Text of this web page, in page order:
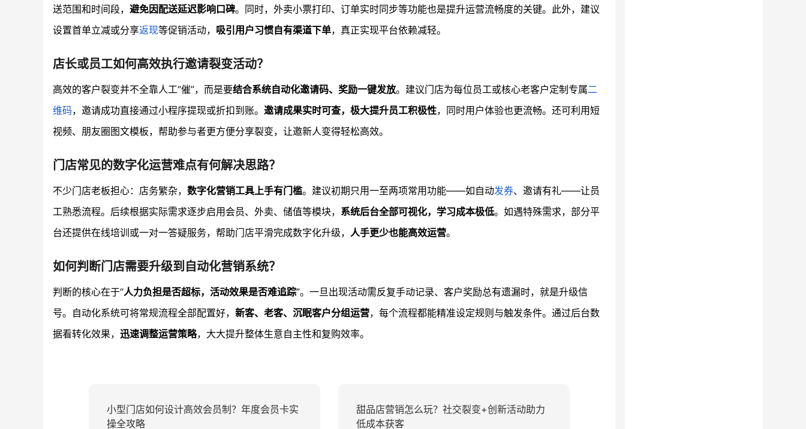
送范围和时间段， 避免因配送延迟影响口碑。同时，外卖小票打印、订单实时同步等功能也是提升运营流畅度的关键。此外，建议
设置首单立减或分享返现等促销活动， 吸引用户习惯自有渠道下单，真正实现平台依赖减轻。
店长或员工如何高效执行邀请裂变活动？
高效的客户裂变并不全靠人工“催”，而是要结合系统自动化邀请码、奖励一键发放。建议门店为每位员工或核心老客户定制专属二
维码，邀请成功直接通过小程序提现或折扣到账。 邀请成果实时可查，极大提升员工积极性，同时用户体验也更流畅。还可利用短
视频、朋友圈图文模板，帮助参与者更方便分享裂变，让邀新人变得轻松高效。
门店常见的数字化运营难点有何解决思路？
不少门店老板担心：店务繁杂， 数字化营销工具上手有门槛。建议初期只用一至两项常用功能——如自动发券、邀请有礼——让员
工熟悉流程。后续根据实际需求逐步启用会员、外卖、储值等模块， 系统后台全部可视化，学习成本极低。如遇特殊需求，部分平
台还提供在线培训或一对一答疑服务，帮助门店平滑完成数字化升级， 人手更少也能高效运营。
如何判断门店需要升级到自动化营销系统？
判断的核心在于“人力负担是否超标，活动效果是否难追踪”。一旦出现活动需反复手动记录、客户奖励总有遗漏时，就是升级信
号。自动化系统可将常规流程全部配置好， 新客、老客、沉眠客户分组运营，每个流程都能精准设定规则与触发条件。通过后台数
据看转化效果， 迅速调整运营策略，大大提升整体生意自主性和复购效率。
小型门店如何设计高效会员制？年度会员卡实
操全攻略
甜品店营销怎么玩？社交裂变+创新活动助力
低成本获客